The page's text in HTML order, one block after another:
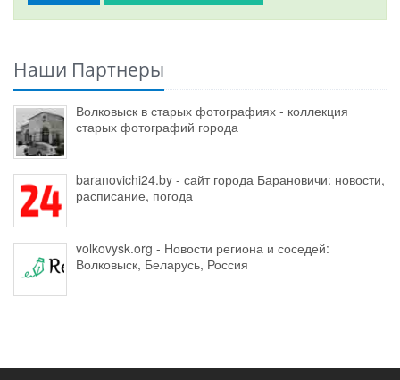
Наши Партнеры
Волковыск в старых фотографиях - коллекция
старых фотографий города
baranovichi24.by - сайт города Барановичи: новости,
расписание, погода
volkovysk.org - Новости региона и соседей:
Волковыск, Беларусь, Россия